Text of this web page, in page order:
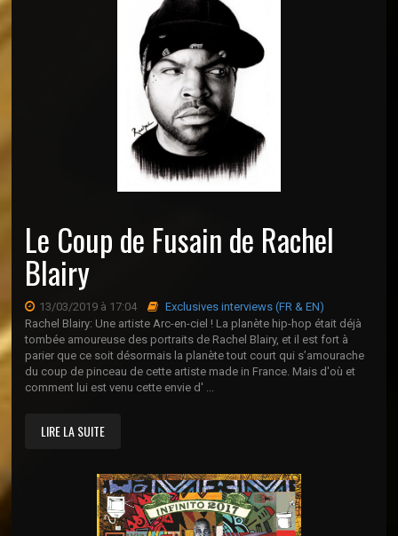
Le Coup de Fusain de Rachel
Blairy
13/03/2019 à 17:04
Exclusives interviews (FR & EN)
Rachel Blairy: Une artiste Arc-en-ciel ! La planète hip-hop était déjà
tombée amoureuse des portraits de Rachel Blairy, et il est fort à
parier que ce soit désormais la planète tout court qui s’amourache
du coup de pinceau de cette artiste made in France. Mais d'où et
comment lui est venu cette envie d' ...
LIRE LA SUITE